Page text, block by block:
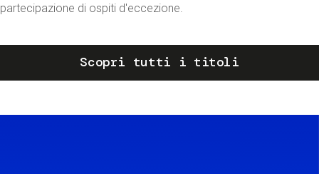
partecipazione di ospiti d'eccezione.
Scopri tutti i titoli